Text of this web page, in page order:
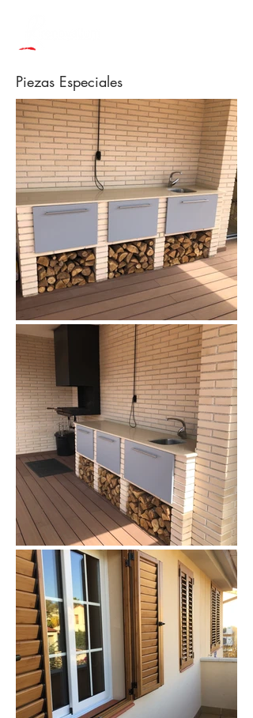
Piezas Especiales